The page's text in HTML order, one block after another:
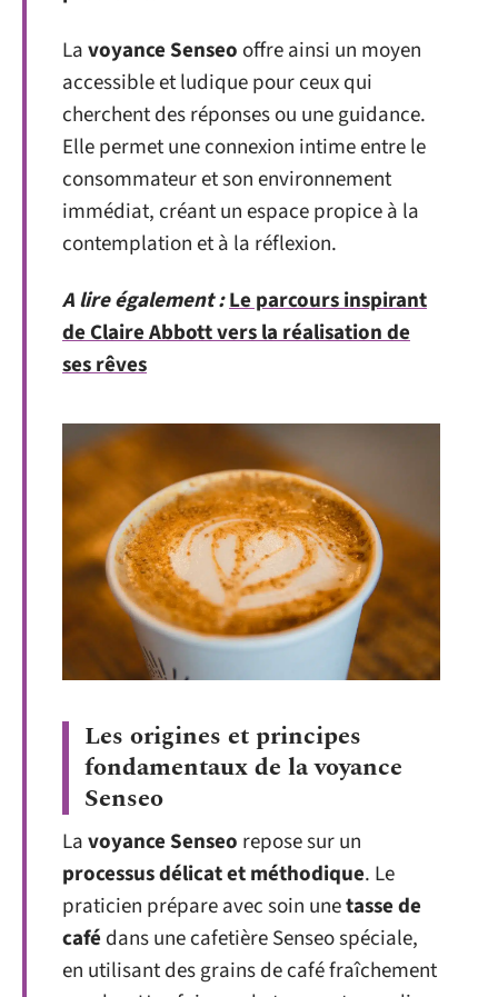
Lavoyance Senseo offre ainsi un moyen
accessible et ludique pour ceux qui
cherchent des réponses ou une guidance.
Elle permet une connexion intime entre le
consommateur et son environnement
immédiat, créant un espace propice à la
contemplation et à la réflexion.
A lire également :Le parcours inspirant
de Claire Abbott vers la réalisation de
ses rêves
Les origines et principes
fondamentaux de la voyance
Senseo
Lavoyance Senseo repose sur un
processus délicat et méthodique. Le
praticien prépare avec soin unetasse de
café dans une cafetière Senseo spéciale,
en utilisant des grains de café fraîchement